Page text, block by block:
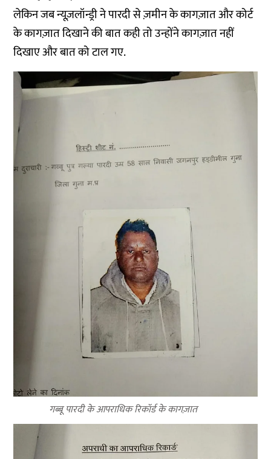
लेकिन जब न्यूज़लॉन्ड्री ने पारदी से ज़मीन के कागज़ात और कोर्ट
के कागज़ात दिखाने की बात कही तो उन्होंने कागज़ात नहीं
दिखाए और बात को टाल गए.
गब्बू पारदी के आपराधिक रिकॉर्ड के कागज़ात